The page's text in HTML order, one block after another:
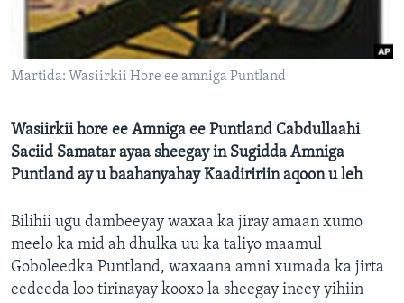
FAAQIDAADDA TODDOBAADKA
DHEXTAALKA TODDOBAADKA
Martida: Wasiirkii Hore ee amniga Puntland
Wasiirkii hore ee Amniga ee Puntland Cabdullaahi
Saciid Samatar ayaa sheegay in Sugidda Amniga
Puntland ay u baahanyahay Kaadiririin aqoon u leh
Bilihii ugu dambeeyay waxaa ka jiray amaan xumo
meelo ka mid ah dhulka uu ka taliyo maamul
Goboleedka Puntland, waxaana amni xumada ka jirta
eedeeda loo tirinayay kooxo la sheegay ineey yihiin